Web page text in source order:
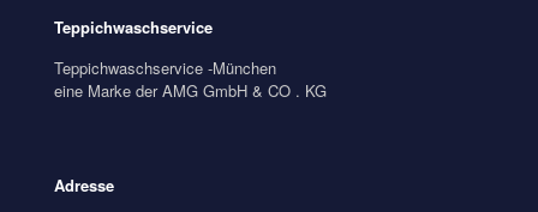
Teppichwaschservice
Teppichwaschservice -München
eine Marke der AMG GmbH & CO . KG
Adresse